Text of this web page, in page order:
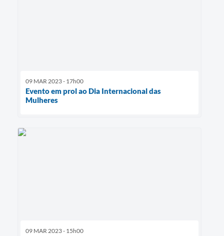
09 MAR 2023 - 17h00
Evento em prol ao Dia Internacional das
Mulheres
09 MAR 2023 - 15h00